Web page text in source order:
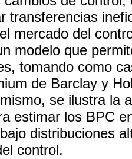
transferencias
mercado del
modelo que
tomando como
de Barclay y
se ilustra la
estimar los BPC
distribuciones
control.